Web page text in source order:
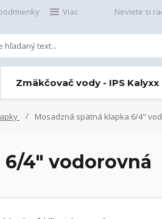
Viac Neviete si
Zmäkčovač vody - IPS Kalyxx
Mosadzná spätná klapka 6/4"
6/4" vodorovná